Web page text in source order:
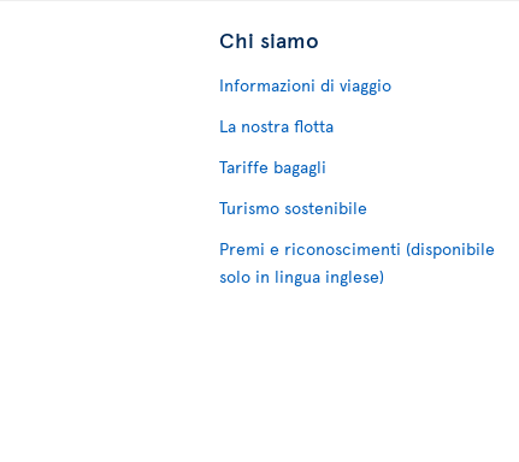
Chi siamo
Informazioni di viaggio
La nostra flotta
Tariffe bagagli
Turismo sostenibile
Premi e riconoscimenti (disponibile
solo in lingua inglese)